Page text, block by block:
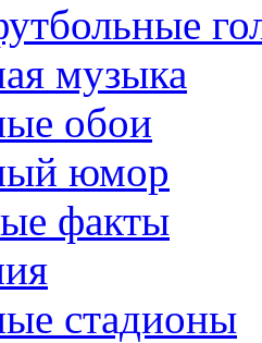
музыка
обои
юмор
факты
стадионы